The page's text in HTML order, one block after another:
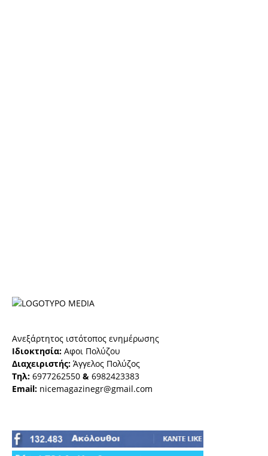
Ανεξάρτητος ιστότοπος ενημέρωσης
Ιδιοκτησία: Αφοι Πολύζου
Διαχειριστής: Άγγελος Πολύζος
Τηλ: 6977262550 & 6982423383
Email: nicemagazinegr@gmail.com